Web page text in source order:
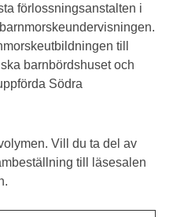
förlossningsanstalten i
till
barnbördshuset och
Södra
Vill du ta del av
till läsesalen